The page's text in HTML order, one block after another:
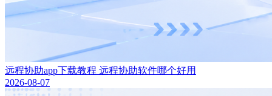
远程协助app下载教程 远程协助软件哪个好用
2026-08-07